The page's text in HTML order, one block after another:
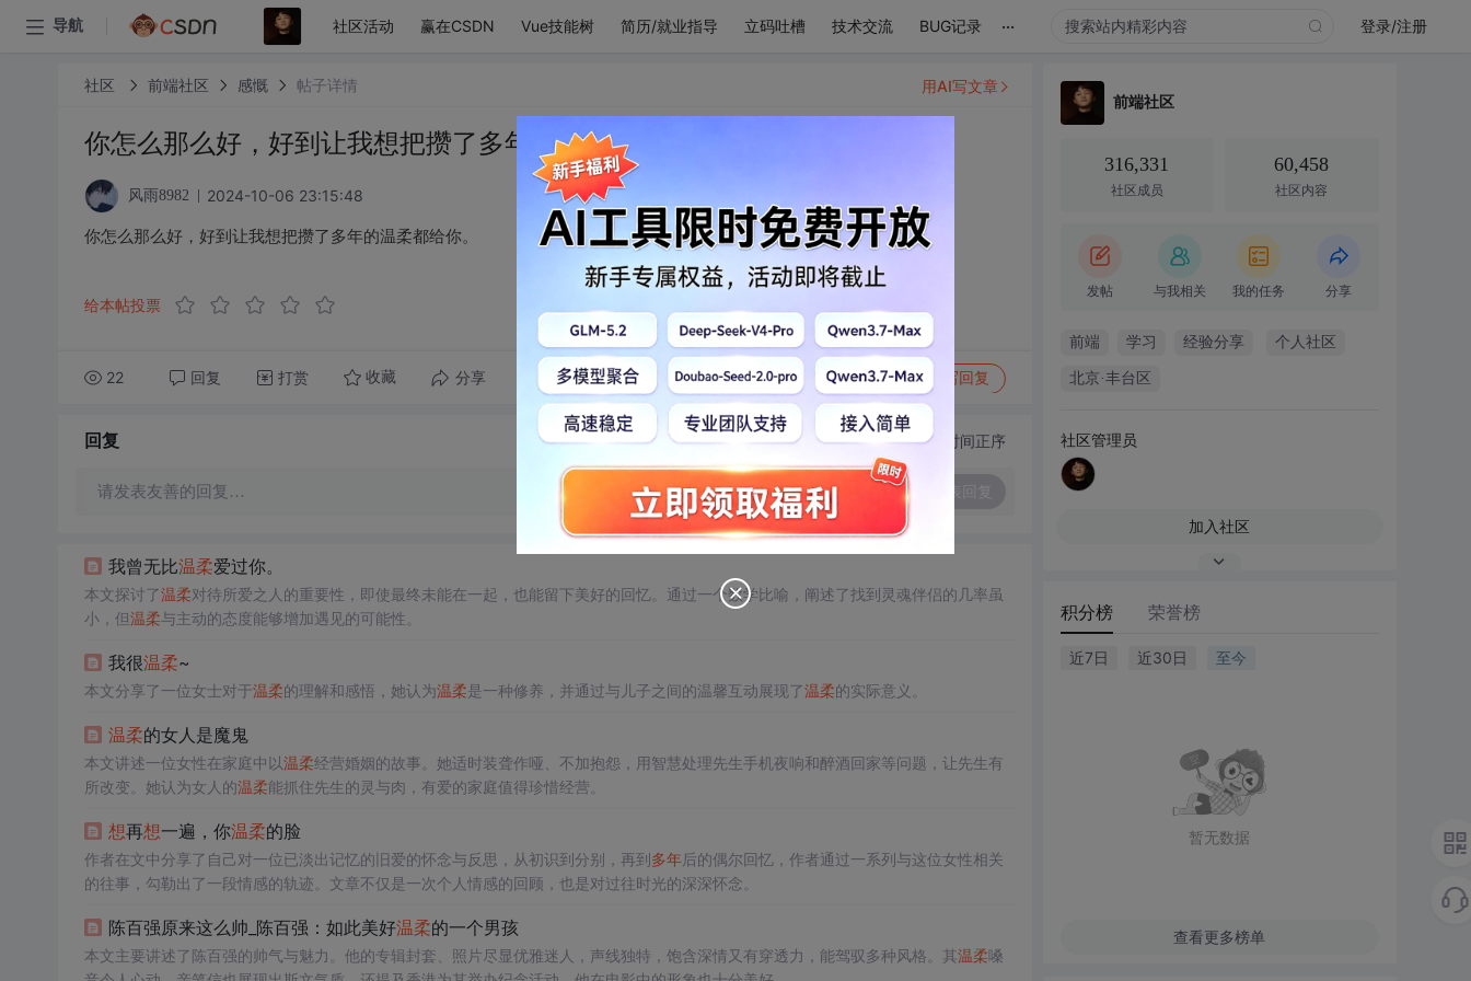
导航 社区活动 赢在CSDN Vue技能树 简历/就业指导 立码吐槽 技术交流 BUG记录 ... 登录/注册
社区 前端社区 感慨 帖子详情
你怎么那么好，好到让我想把攒了多年的温柔都给你。
风雨8982 2024-10-06 23:15:48
你怎么那么好，好到让我想把攒了多年的温柔都给你。
给本帖投票
22 回复 打赏 收藏 分享 转发到动态 举报 写回复
用AI写文章
回复 切换为时间正序
请发表友善的回复…
我曾无比温柔爱过你。
本文探讨了温柔对待所爱之人的重要性，即使最终未能在一起，也能留下美好的回忆。通过一个数学比喻，阐述了找到灵魂伴侣的几率虽
小，但温柔与主动的态度能够增加遇见的可能性。
我很温柔~
本文分享了一位女士对于温柔的理解和感悟，她认为温柔是一种修养，并通过与儿子之间的温馨互动展现了温柔的实际意义。
温柔的女人是魔鬼
本文讲述一位女性在家庭中以温柔经营婚姻的故事。她适时装聋作哑、不加抱怨，用智慧处理先生手机夜响和醉酒回家等问题，让先生有
所改变。她认为女人的温柔能抓住先生的灵与肉，有爱的家庭值得珍惜经营。
想再想一遍，你温柔的脸
作者在文中分享了自己对一位已淡出记忆的旧爱的怀念与反思，从初识到分别，再到多年后的偶尔回忆，作者通过一系列与这位女性相关
的往事，勾勒出了一段情感的轨迹。文章不仅是一次个人情感的回顾，也是对过往时光的深深怀念。
陈百强原来这么帅_陈百强：如此美好温柔的一个男孩
本文主要讲述了陈百强的帅气与魅力。他的专辑封套、照片尽显优雅迷人，声线独特，饱含深情又有穿透力，能驾驭多种风格。其温柔嗓
前端社区
316,331
社区成员
60,458
社区内容
发帖 与我相关 我的任务 分享
前端 学习 经验分享 个人社区
北京·丰台区
社区管理员
加入社区
积分榜 荣誉榜
近7日 近30日 至今
暂无数据
查看更多榜单